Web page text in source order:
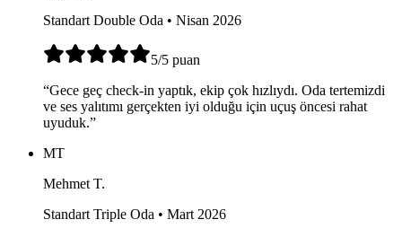
Standart Double Oda • Nisan 2026
5/5 puan
“Gece geç check-in yaptık, ekip çok hızlıydı. Oda tertemizdi
ve ses yalıtımı gerçekten iyi olduğu için uçuş öncesi rahat
uyuduk.”
MT
Mehmet T.
Standart Triple Oda • Mart 2026